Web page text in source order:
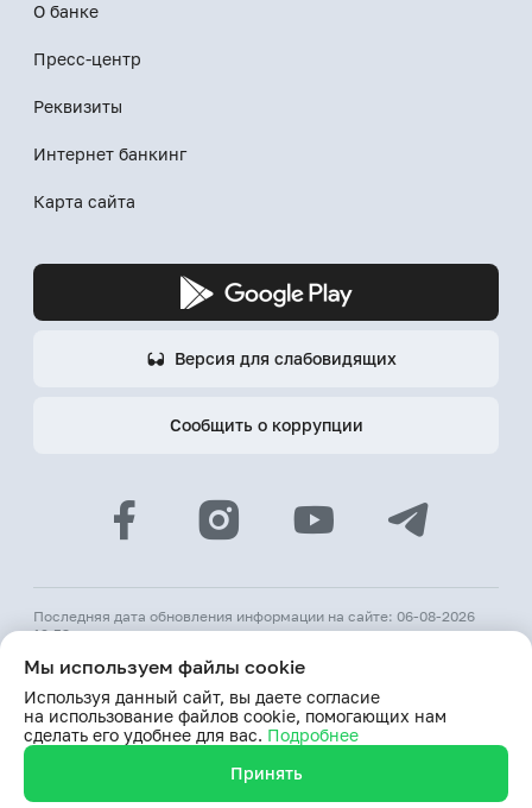
О банке
Пресс-центр
Реквизиты
Интернет банкинг
Карта сайта
Версия для слабовидящих
Сообщить о коррупции
Последняя дата обновления информации на сайте: 06-08-2026
12:53
© 2026 АКБ «Hamkorbank»
Лицензия № 64 ЦБ РУз от 31 августа 1991 г.
При использовании материалов сайта ссылка на веб-сайт
www.hamkorbank.uz обязательна
Продолжая пользование сайтом, я выражаю согласие
на обработку моих персональных данных
Мы используем файлы cookie
Используя данный сайт, вы даете согласие
на использование файлов cookie, помогающих нам
сделать его удобнее для вас. Подробнее
Принять